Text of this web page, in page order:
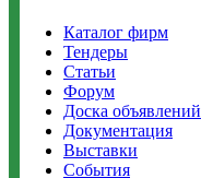
Каталог фирм
Тендеры
Статьи
Форум
Доска объявлений
Документация
Выставки
События